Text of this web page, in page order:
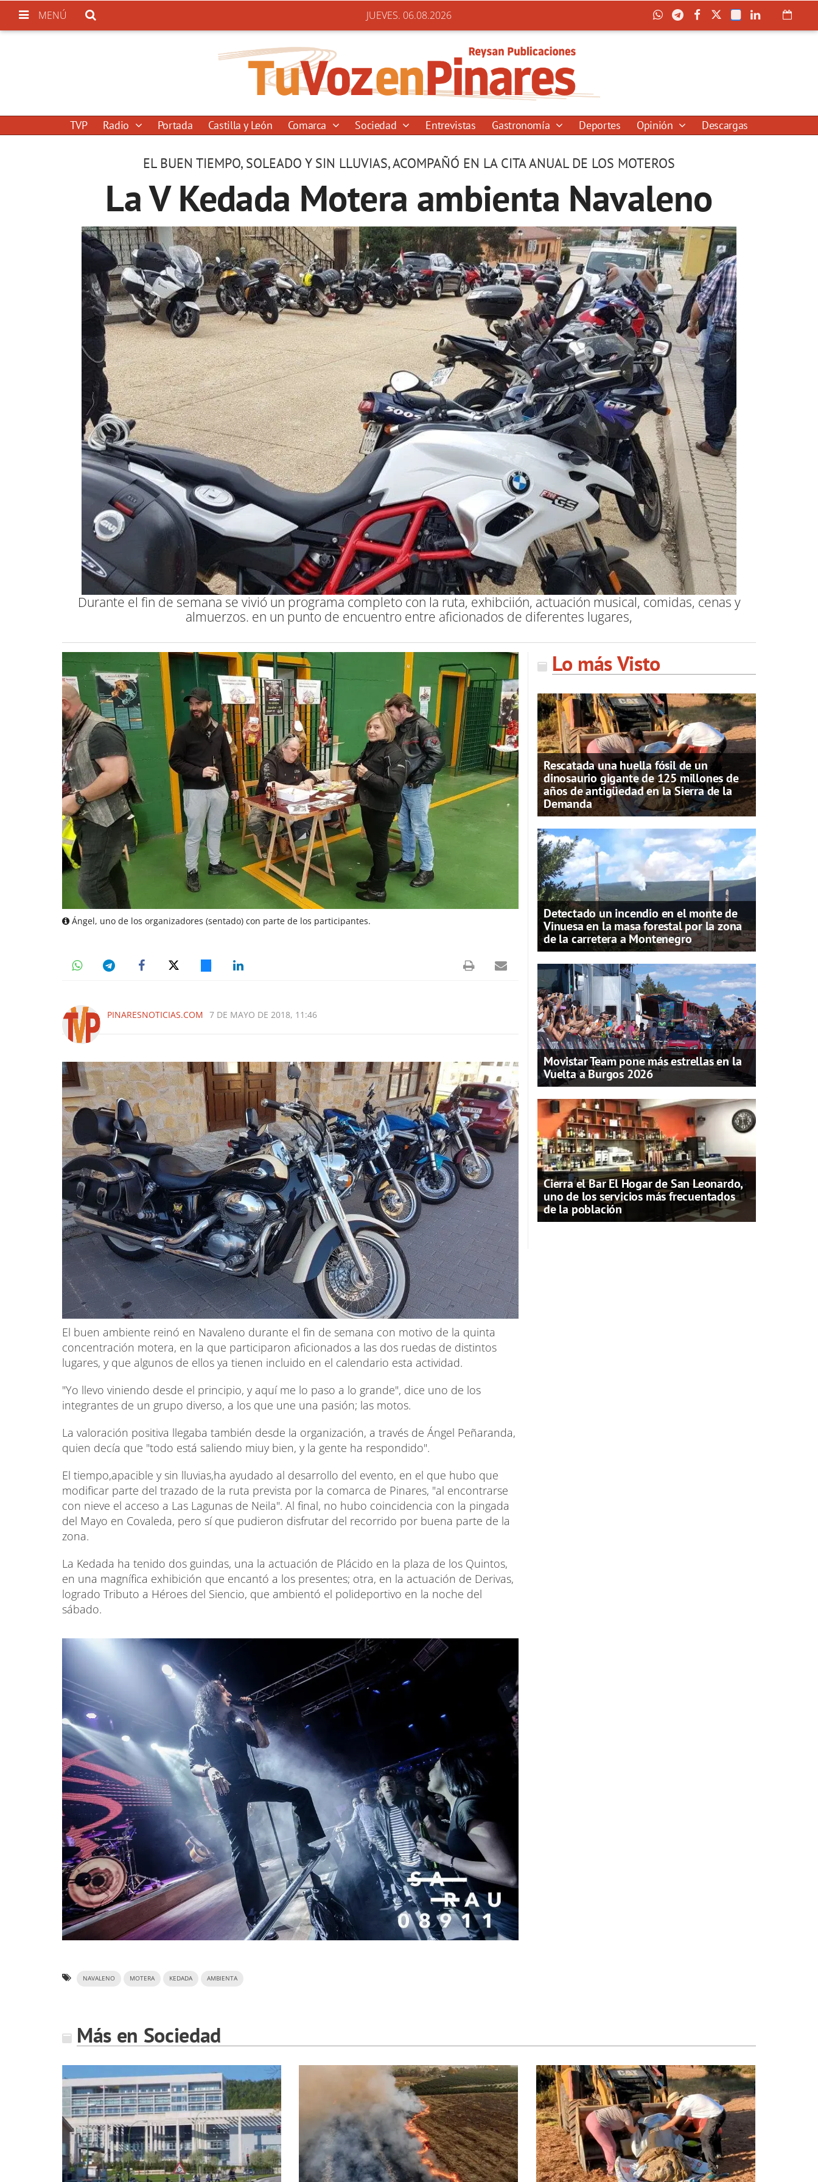
MENÚ JUEVES. 06.08.2026
TVP Radio Portada Castilla y León Comarca Sociedad Entrevistas Gastronomía Deportes Opinión Descargas
EL BUEN TIEMPO, SOLEADO Y SIN LLUVIAS, ACOMPAÑÓ EN LA CITA ANUAL DE LOS MOTEROS
La V Kedada Motera ambienta Navaleno
Durante el fin de semana se vivió un programa completo con la ruta, exhibciión, actuación musical, comidas, cenas y
almuerzos. en un punto de encuentro entre aficionados de diferentes lugares,
Ángel, uno de los organizadores (sentado) con parte de los participantes.
PINARESNOTICIAS.COM 7 DE MAYO DE 2018, 11:46
El buen ambiente reinó en Navaleno durante el fin de semana con motivo de la quinta
concentración motera, en la que participaron aficionados a las dos ruedas de distintos
lugares, y que algunos de ellos ya tienen incluido en el calendario esta actividad.
"Yo llevo viniendo desde el principio, y aquí me lo paso a lo grande", dice uno de los
integrantes de un grupo diverso, a los que une una pasión; las motos.
La valoración positiva llegaba también desde la organización, a través de Ángel Peñaranda,
quien decía que "todo está saliendo miuy bien, y la gente ha respondido".
El tiempo,apacible y sin lluvias,ha ayudado al desarrollo del evento, en el que hubo que
modificar parte del trazado de la ruta prevista por la comarca de Pinares, "al encontrarse
con nieve el acceso a Las Lagunas de Neila". Al final, no hubo coincidencia con la pingada
del Mayo en Covaleda, pero sí que pudieron disfrutar del recorrido por buena parte de la
zona.
La Kedada ha tenido dos guindas, una la actuación de Plácido en la plaza de los Quintos,
en una magnífica exhibición que encantó a los presentes; otra, en la actuación de Derivas,
logrado Tributo a Héroes del Siencio, que ambientó el polideportivo en la noche del
sábado.
NAVALENO MOTERA KEDADA AMBIENTA
Lo más Visto
Rescatada una huella fósil de un
dinosaurio gigante de 125 millones de
años de antigüedad en la Sierra de la
Demanda
Detectado un incendio en el monte de
Vinuesa en la masa forestal por la zona
de la carretera a Montenegro
Movistar Team pone más estrellas en la
Vuelta a Burgos 2026
Cierra el Bar El Hogar de San Leonardo,
uno de los servicios más frecuentados
de la población
Más en Sociedad